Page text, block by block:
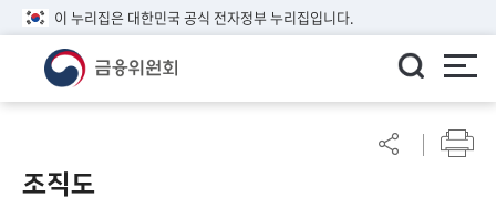
이 누리집은 대한민국 공식 전자정부 누리집입니다.
린
이알
조직도